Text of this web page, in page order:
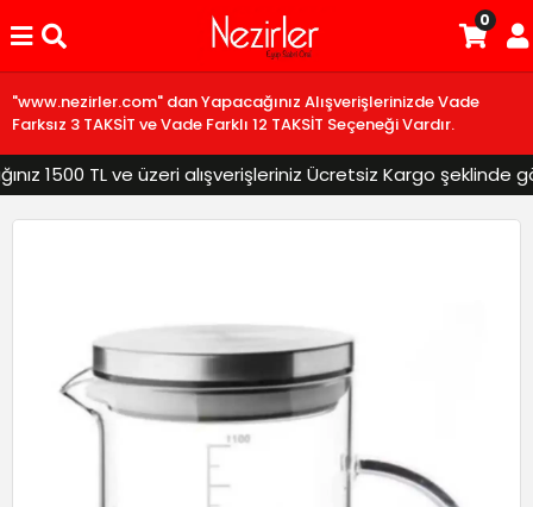
"www.nezirler.com" dan Yapacağınız Alışverişlerinizde Vade
Farksız 3 TAKSİT ve Vade Farklı 12 TAKSİT Seçeneği Vardır.
1500 TL ve üzeri alışverişleriniz Ücretsiz Kargo şeklinde
0